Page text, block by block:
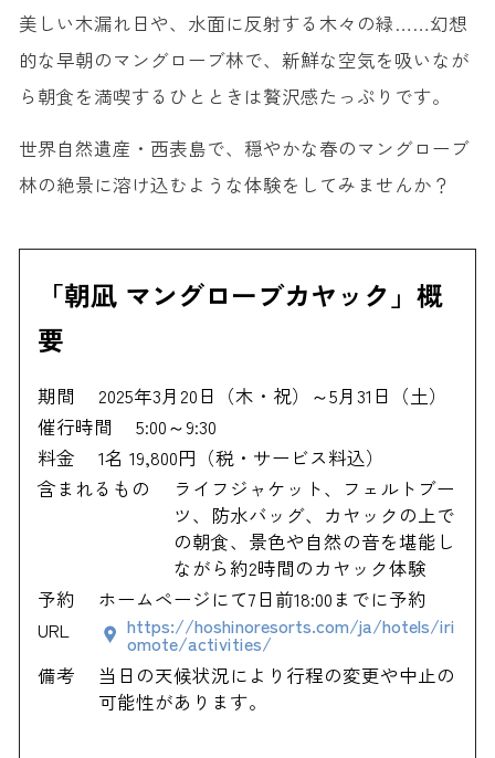
美しい木漏れ日や、水面に反射する木々の緑……幻想
的な早朝のマングローブ林で、新鮮な空気を吸いなが
ら朝食を満喫するひとときは贅沢感たっぷりです。
世界自然遺産・西表島で、穏やかな春のマングローブ
林の絶景に溶け込むような体験をしてみませんか？
「朝凪 マングローブカヤック」概
要
期間
2025年3月20日（木・祝）～5月31日（土）
催行時間
5:00～9:30
料金
1名 19,800円（税・サービス料込）
含まれるもの
ライフジャケット、フェルトブー
ツ、防水バッグ、カヤックの上で
の朝食、景色や自然の音を堪能し
ながら約2時間のカヤック体験
予約
ホームページにて7日前18:00までに予約
URL
https://hoshinoresorts.com/ja/hotels/iri
omote/activities/
備考
当日の天候状況により行程の変更や中止の
可能性があります。